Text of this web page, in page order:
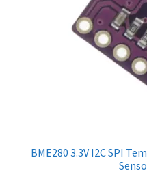
BME280 3.3V I2C SPI